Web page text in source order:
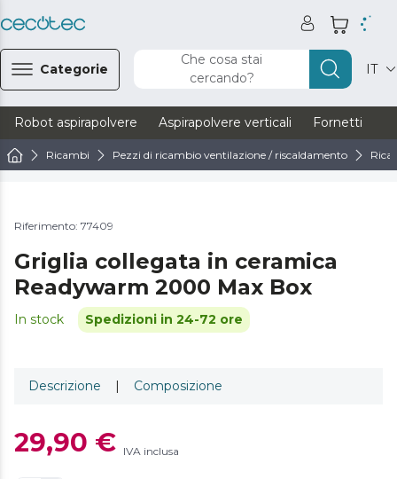
Categorie
Che cosa stai
cercando?
IT
Robot aspirapolvere Aspirapolvere verticali Fornetti
Ricambi Pezzi di ricambio ventilazione / riscaldamento
Riferimento: 77409
Griglia collegata in ceramica
Readywarm 2000 Max Box
In stock Spedizioni in 24-72 ore
Descrizione | Composizione
29,90 € IVA inclusa